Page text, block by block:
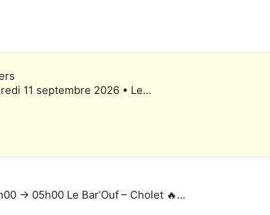
11 septembre 2026 • Le...
→ 05h00 Le Bar’Ouf – Cholet 🔥...